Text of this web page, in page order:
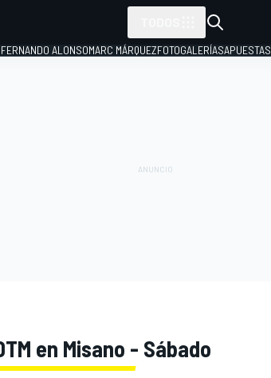
FERNANDO ALONSOMARC MÁRQUEZFOTOGALERÍASAPUESTAS
en Misano - Sábado